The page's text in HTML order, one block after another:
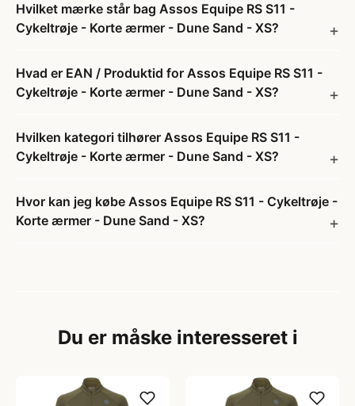
Hvilket mærke står bag Assos Equipe RS S11 -
Cykeltrøje - Korte ærmer - Dune Sand - XS?
Hvad er EAN / Produktid for Assos Equipe RS S11 -
Cykeltrøje - Korte ærmer - Dune Sand - XS?
Hvilken kategori tilhører Assos Equipe RS S11 -
Cykeltrøje - Korte ærmer - Dune Sand - XS?
Hvor kan jeg købe Assos Equipe RS S11 - Cykeltrøje -
Korte ærmer - Dune Sand - XS?
Du er måske interesseret i